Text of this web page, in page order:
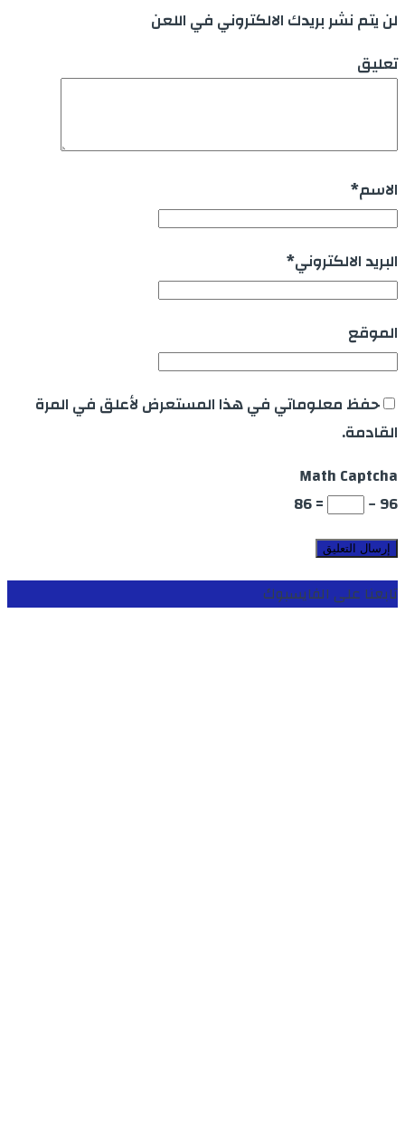
لن يتم نشر بريدك الالكتروني في اللعن
تعليق
الاسم*
البريد الالكتروني*
الموقع
حفظ معلوماتي في هذا المستعرض لأعلق في المرة
القادمة.
Math Captcha
96 −
= 86
تابعنا على الفايسبوك